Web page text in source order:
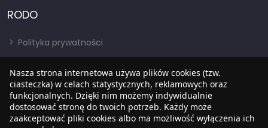
RODO
Polityka prywatności
RODO
BIP
Nasza strona internetowa używa plików cookies (tzw.
ciasteczka) w celach statystycznych, reklamowych oraz
funkcjonalnych. Dzięki nim możemy indywidualnie
dostosować stronę do twoich potrzeb. Każdy może
zaakceptować pliki cookies albo ma możliwość wyłączenia ich